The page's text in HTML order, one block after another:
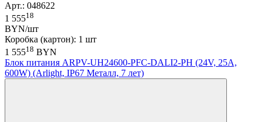
Арт.: 048622
1 55518
BYN/шт
Коробка (картон): 1 шт
1 55518 BYN
Блок питания ARPV-UH24600-PFC-DALI2-PH (24V, 25A,
600W) (Arlight, IP67 Металл, 7 лет)